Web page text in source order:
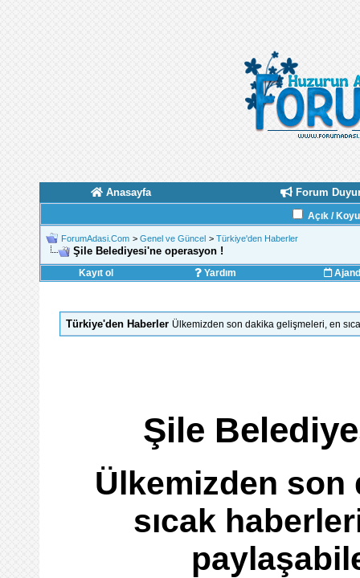
Anasayfa Forum
Açık /
ForumAdasi.Com > Genel ve Güncel > Türkiye'den Haberler
Şile Belediyesi'ne operasyon !
Kayıt ol Yardım
Türkiye'den Haberler Ülkemizden son dakika gelişmeleri, en
Şile
Ülkemizden son
sıcak